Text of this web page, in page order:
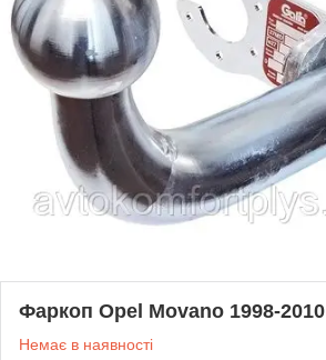
Фаркоп Opel Movano 1998-2010
Немає в наявності